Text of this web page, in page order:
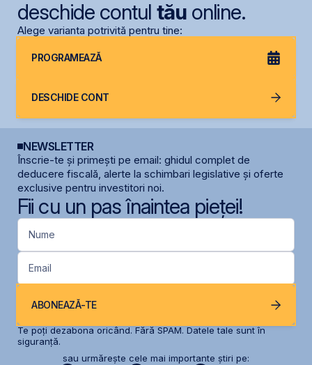
deschide contul tăuonline.
Alege varianta potrivită pentru tine:
PROGRAMEAZĂ
DESCHIDE CONT
NEWSLETTER
Înscrie-te și primești pe email: ghidul complet de
deducere fiscală, alerte la schimbari legislative și oferte
exclusive pentru investitori noi.
Fii cu un pas înaintea pieței!
Nume
Email
ABONEAZĂ-TE
Te poți dezabona oricând. Fără SPAM. Datele tale sunt în
siguranță.
sau urmărește cele mai importante știri pe: